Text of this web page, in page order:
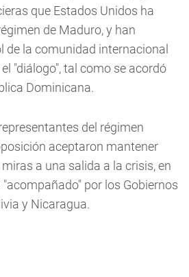
que Estados Unidos ha
de Maduro, y han
de la comunidad internacional
"diálogo", tal como se acordó
Dominicana.
del régimen
aceptaron mantener
a una salida a la crisis, en
por los Gobiernos
y Nicaragua.